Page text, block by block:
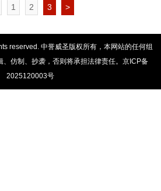
1 2 3 >
reserved. 中誉威圣版权所有，本网站的任何组
、仿制、抄袭，否则将承担法律责任。京ICP备
2025120003号